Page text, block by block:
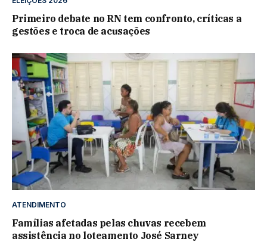
Primeiro debate no RN tem confronto, críticas a
gestões e troca de acusações
ATENDIMENTO
Famílias afetadas pelas chuvas recebem
assistência no loteamento José Sarney